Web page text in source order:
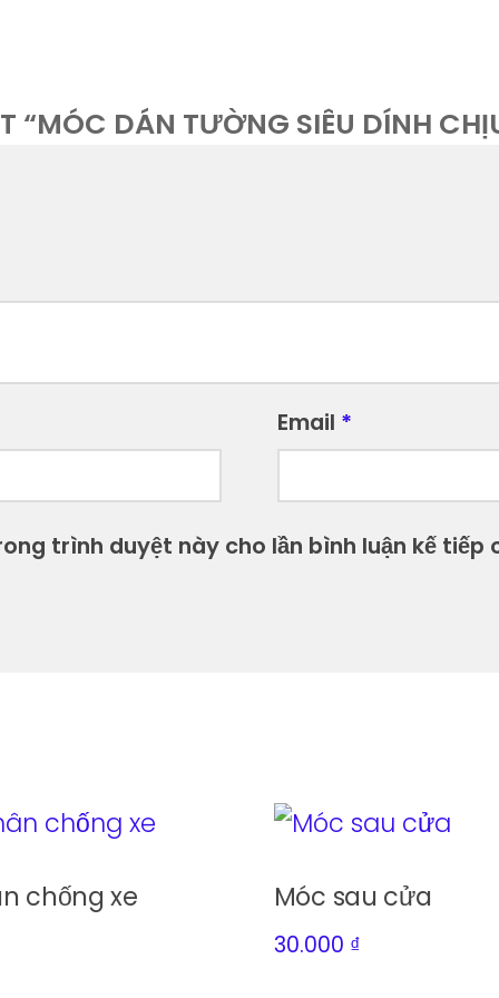
“MÓC DÁN TƯỜNG SIÊU DÍNH
Email *
trình duyệt này cho lần bình luận kế tiếp
chống xe Móc sau cửa
30.000 ₫